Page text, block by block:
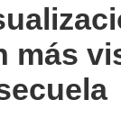
más